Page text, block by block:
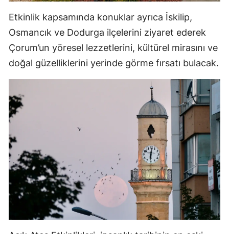
Yalova
Karabük
Kilis
Osmaniye
Düzce
Etkinlik kapsamında konuklar ayrıca İskilip,
Osmancık ve Dodurga ilçelerini ziyaret ederek
Çorum’un yöresel lezzetlerini, kültürel mirasını ve
doğal güzelliklerini yerinde görme fırsatı bulacak.